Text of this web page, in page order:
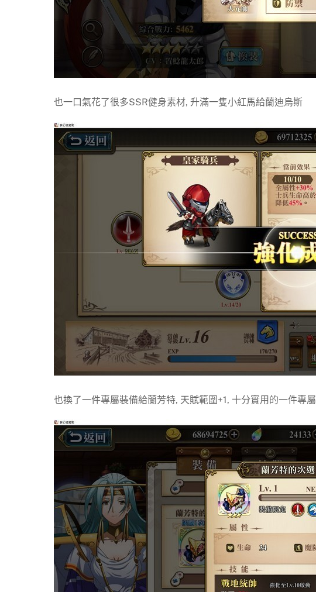
也一口氣花了很多SSR健身素材, 升滿一隻小紅馬給蘭迪烏斯
也換了一件專屬裝備給蘭芳特, 天賦範圍+1, 十分實用的一件專屬